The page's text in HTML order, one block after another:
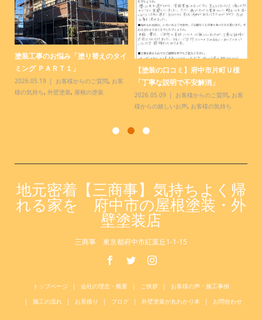
塗装工事のお悩み「塗り替えのタイ
ミング ＰＡＲＴ１」
2026.05.19 お客様からのご質問, お客
様の気持ち, 外壁塗装, 屋根の塗装
【塗装の口コミ】府中市片町Ｕ様
「丁寧な説明で不安解消」
2026.05.09 お客様からのご質問, お客
様からの嬉しいお声, お客様の気持ち
地元密着【三商事】気持ちよく帰
れる家を 府中市の屋根塗装・外
壁塗装店
三商事 東京都府中市紅葉丘1-1-15
トップページ 会社の理念・概要 ご挨拶
お客様の声・施工事例
施工の流れ
お見積り ブログ 外壁塗装が丸わかり本 お問合わせ